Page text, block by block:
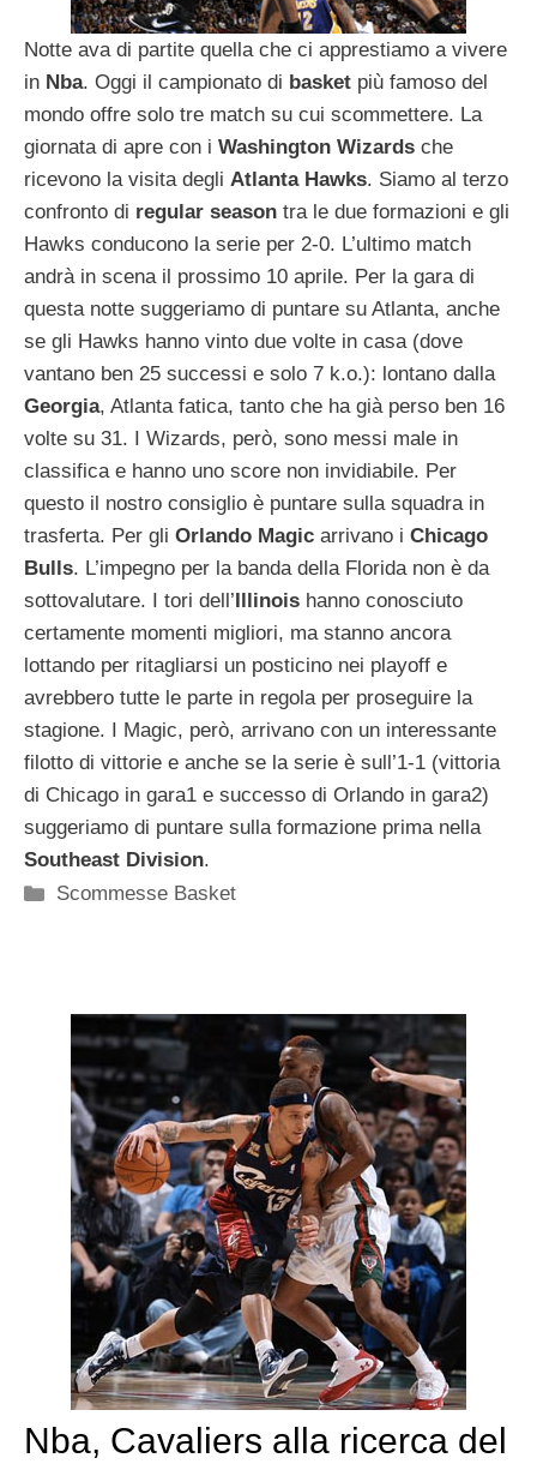
Notte ava di partite quella che ci apprestiamo a vivere
in Nba. Oggi il campionato di basket più famoso del
mondo offre solo tre match su cui scommettere. La
giornata di apre con i Washington Wizards che
ricevono la visita degli Atlanta Hawks. Siamo al terzo
confronto di regular season tra le due formazioni e gli
Hawks conducono la serie per 2-0. L’ultimo match
andrà in scena il prossimo 10 aprile. Per la gara di
questa notte suggeriamo di puntare su Atlanta, anche
se gli Hawks hanno vinto due volte in casa (dove
vantano ben 25 successi e solo 7 k.o.): lontano dalla
Georgia, Atlanta fatica, tanto che ha già perso ben 16
volte su 31. I Wizards, però, sono messi male in
classifica e hanno uno score non invidiabile. Per
questo il nostro consiglio è puntare sulla squadra in
trasferta. Per gli Orlando Magic arrivano i Chicago
Bulls. L’impegno per la banda della Florida non è da
sottovalutare. I tori dell’ Illinois hanno conosciuto
certamente momenti migliori, ma stanno ancora
lottando per ritagliarsi un posticino nei playoff e
avrebbero tutte le parte in regola per proseguire la
stagione. I Magic, però, arrivano con un interessante
filotto di vittorie e anche se la serie è sull’1-1 (vittoria
di Chicago in gara1 e successo di Orlando in gara2)
suggeriamo di puntare sulla formazione prima nella
Southeast Division.
Categorie
Scommesse Basket
Nba, Cavaliers alla ricerca del